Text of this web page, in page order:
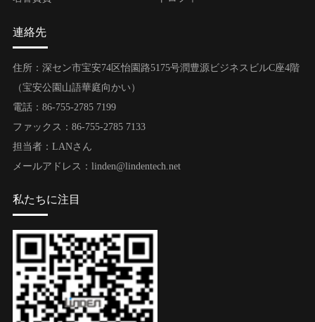
連絡先
住所：深セン市宝安74区怡園路5175号潤豊源ビジネスビルC座4階
（宝安公園山語華庭向かい）
電話：86-755-2785 7199
ファックス：86-755-2785 7133
担当者：LANさん
メールアドレス：linden@lindentech.net
私たちに注目